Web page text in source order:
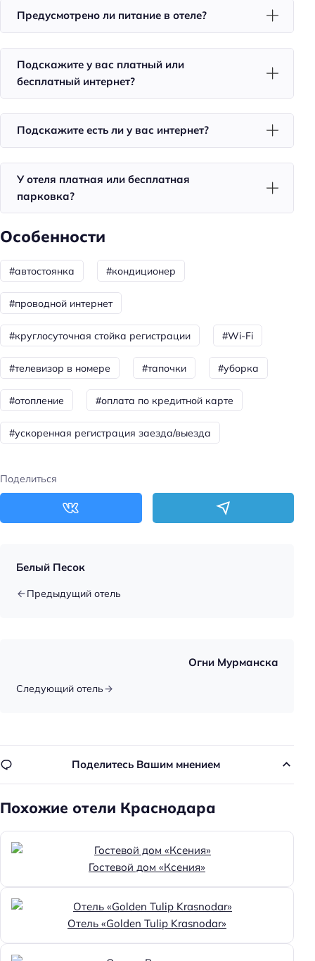
Способ оплаты: безналичная
Способ оплаты: оплата кредитной картой
Способ оплаты: банковским переводом
Способ оплаты: СБП
Цена номера (ночь): 1800–3500 ₽/ночь
Доступность
Доступность входа на инвалидной коляске:
недоступно
Парковка
Парковка
Главное
Wi-fi
Парковка
Кондиционер в номере
Оплата картой
Предусмотрено ли питание в отеле?
Подскажите у вас платный или
бесплатный интернет?
Подскажите есть ли у вас интернет?
У отеля платная или бесплатная
парковка?
Особенности
#автостоянка #кондиционер
#проводной интернет
#круглосуточная стойка регистрации #Wi-Fi
#телевизор в номере #тапочки #уборка
#отопление #оплата по кредитной карте
#ускоренная регистрация заезда/выезда
Поделиться
Белый Песок
Предыдущий отель
Огни Мурманска
Следующий отель
Поделитесь Вашим мнением
Похожие отели Краснодара
Гостевой дом «Ксения»
Отель «Golden Tulip Krasnodar»